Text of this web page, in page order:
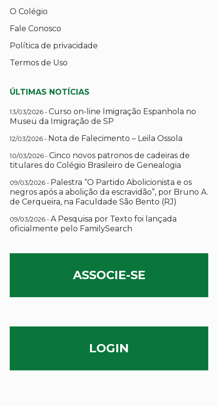
O Colégio
Fale Conosco
Política de privacidade
Termos de Uso
ÚLTIMAS NOTÍCIAS
13/03/2026 -Curso on-line Imigração Espanhola no
Museu da Imigração de SP
12/03/2026 - Nota de Falecimento – Leila Ossola
10/03/2026 -Cinco novos patronos de cadeiras de
titulares do Colégio Brasileiro de Genealogia
09/03/2026 - Palestra “O Partido Abolicionista e os
negros após a abolição da escravidão”, por Bruno A.
de Cerqueira, na Faculdade São Bento (RJ)
09/03/2026 -A Pesquisa por Texto foi lançada
oficialmente pelo FamilySearch
ASSOCIE-SE
LOGIN